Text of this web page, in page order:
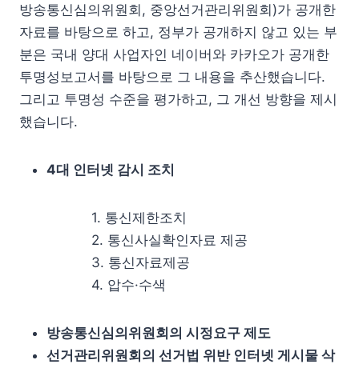
방송통신심의위원회, 중앙선거관리위원회)가 공개한
자료를 바탕으로 하고, 정부가 공개하지 않고 있는 부
분은 국내 양대 사업자인 네이버와 카카오가 공개한
투명성보고서를 바탕으로 그 내용을 추산했습니다.
그리고 투명성 수준을 평가하고, 그 개선 방향을 제시
했습니다.
4대 인터넷 감시 조치
1. 통신제한조치
2. 통신사실확인자료 제공
3. 통신자료제공
4. 압수·수색
방송통신심의위원회의 시정요구 제도
선거관리위원회의 선거법 위반 인터넷 게시물 삭